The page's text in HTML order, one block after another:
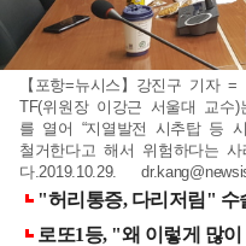
【포항=뉴시스】강진구 기자
TF(위원장 이강근 서울대 교수
를 열어 “지열발전 시추탑 등
철거한다고 해서 위험하다는
다.2019.10.29.